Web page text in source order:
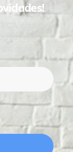
cadastre
os nossos
ações e